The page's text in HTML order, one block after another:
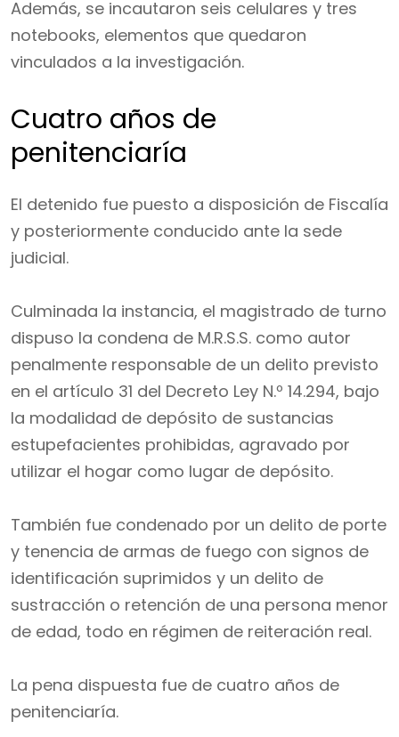
Además, se incautaron seis celulares y tres
notebooks, elementos que quedaron
vinculados a la investigación.
Cuatro años de
penitenciaría
El detenido fue puesto a disposición de Fiscalía
y posteriormente conducido ante la sede
judicial.
Culminada la instancia, el magistrado de turno
dispuso la condena de M.R.S.S. como autor
penalmente responsable de un delito previsto
en el artículo 31 del Decreto Ley N.º 14.294, bajo
la modalidad de depósito de sustancias
estupefacientes prohibidas, agravado por
utilizar el hogar como lugar de depósito.
También fue condenado por un delito de porte
y tenencia de armas de fuego con signos de
identificación suprimidos y un delito de
sustracción o retención de una persona menor
de edad, todo en régimen de reiteración real.
La pena dispuesta fue de cuatro años de
penitenciaría.